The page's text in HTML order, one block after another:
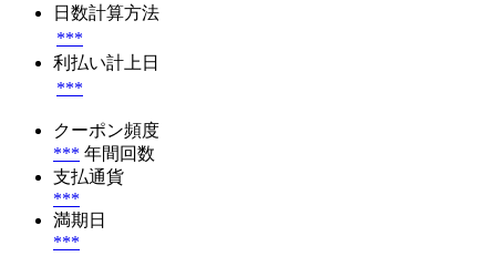
日数計算方法
***
利払い計上日
***
クーポン頻度
*** 年間回数
支払通貨
***
満期日
***